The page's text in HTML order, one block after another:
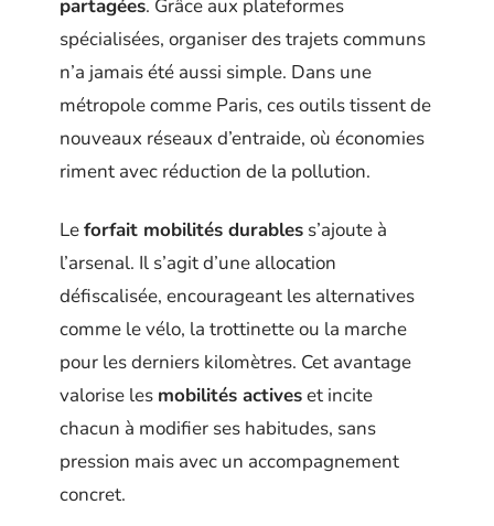
partagées. Grâce aux plateformes
spécialisées, organiser des trajets communs
n’a jamais été aussi simple. Dans une
métropole comme Paris, ces outils tissent de
nouveaux réseaux d’entraide, où économies
riment avec réduction de la pollution.
Leforfait mobilités durables s’ajoute à
l’arsenal. Il s’agit d’une allocation
défiscalisée, encourageant les alternatives
comme le vélo, la trottinette ou la marche
pour les derniers kilomètres. Cet avantage
valorise les mobilités activeset incite
chacun à modifier ses habitudes, sans
pression mais avec un accompagnement
concret.